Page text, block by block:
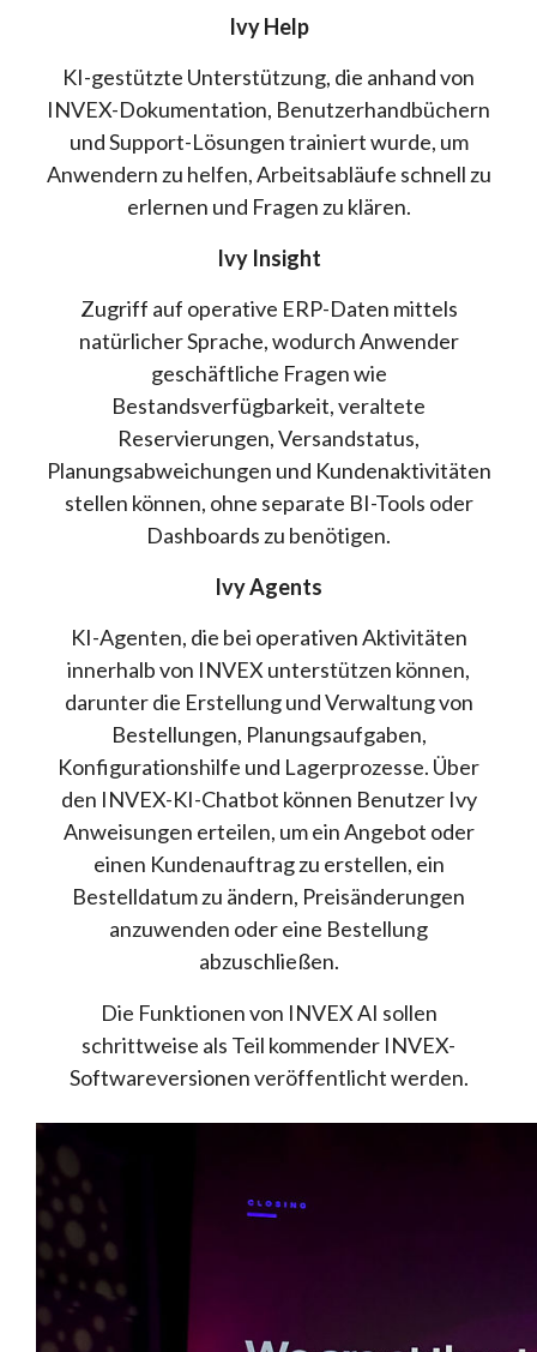
Ivy Help
KI-gestützte Unterstützung, die anhand von
INVEX-Dokumentation, Benutzerhandbüchern
und Support-Lösungen trainiert wurde, um
Anwendern zu helfen, Arbeitsabläufe schnell zu
erlernen und Fragen zu klären.
Ivy Insight
Zugriff auf operative ERP-Daten mittels
natürlicher Sprache, wodurch Anwender
geschäftliche Fragen wie
Bestandsverfügbarkeit, veraltete
Reservierungen, Versandstatus,
Planungsabweichungen und Kundenaktivitäten
stellen können, ohne separate BI-Tools oder
Dashboards zu benötigen.
Ivy Agents
KI-Agenten, die bei operativen Aktivitäten
innerhalb von INVEX unterstützen können,
darunter die Erstellung und Verwaltung von
Bestellungen, Planungsaufgaben,
Konfigurationshilfe und Lagerprozesse. Über
den INVEX-KI-Chatbot können Benutzer Ivy
Anweisungen erteilen, um ein Angebot oder
einen Kundenauftrag zu erstellen, ein
Bestelldatum zu ändern, Preisänderungen
anzuwenden oder eine Bestellung
abzuschließen.
Die Funktionen von INVEX AI sollen
schrittweise als Teil kommender INVEX-
Softwareversionen veröffentlicht werden.